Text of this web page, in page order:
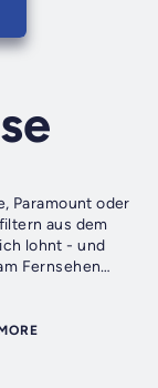
Paramount oder
aus dem
lohnt - und
Fernsehen